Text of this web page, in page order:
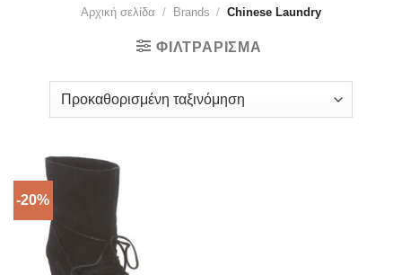
Αρχική σελίδα / Brands / Chinese Laundry
ΦΙΛΤΡΆΡΙΣΜΑ
-20%